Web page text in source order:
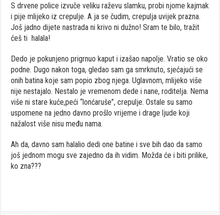
S drvene police izvuče veliku raževu slamku, probi njome kajmak
i pije mlijeko iz crepulje. A ja se čudim, crepulja uvijek prazna.
Još jadno dijete nastrada ni krivo ni dužno! Sram te bilo, tražit
ćeš ti halala!
Dedo je pokunjeno prigrnuo kaput i izašao napolje. Vratio se oko
podne. Dugo nakon toga, gledao sam ga smrknuto, sjećajući se
onih batina koje sam popio zbog njega. Uglavnom, mlijeko više
nije nestajalo. Nestalo je vremenom dede i nane, roditelja. Nema
više ni stare kuće,peći “lonćaruše”, crepulje. Ostale su samo
uspomene na jedno davno prošlo vrijeme i drage ljude koji
nažalost više nisu među nama.
Ah da, davno sam halalio dedi one batine i sve bih dao da samo
još jednom mogu sve zajedno da ih vidim. Možda će i biti prilike,
ko zna???